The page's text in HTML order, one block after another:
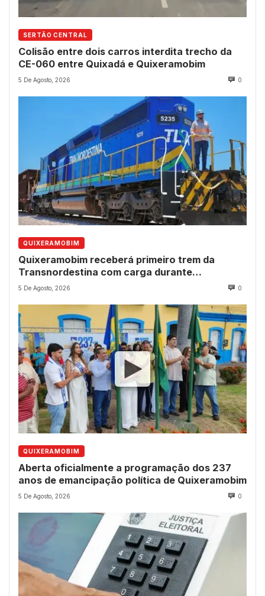
SERTÃO CENTRAL
Colisão entre dois carros interdita trecho da
CE-060 entre Quixadá e Quixeramobim
5 De Agosto, 2026 0
QUIXERAMOBIM
Quixeramobim receberá primeiro trem da
Transnordestina com carga durante
programação de aniversário do município
5 De Agosto, 2026 0
QUIXERAMOBIM
Aberta oficialmente a programação dos 237
anos de emancipação política de Quixeramobim
5 De Agosto, 2026 0